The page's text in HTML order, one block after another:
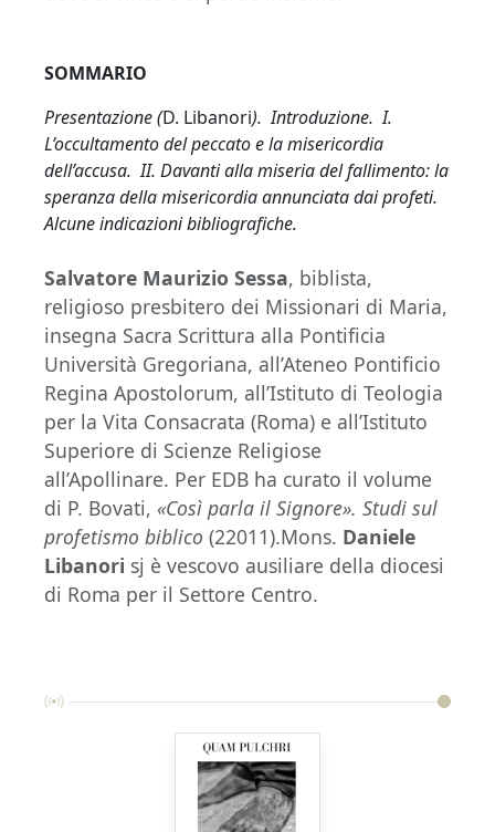
SOMMARIO
Presentazione (D. Libanori). Introduzione. I.
L’occultamento del peccato e la misericordia
dell’accusa. II. Davanti alla miseria del fallimento: la
speranza della misericordia annunciata dai profeti.
Alcune indicazioni bibliografiche.
Salvatore Maurizio Sessa, biblista,
religioso presbitero dei Missionari di Maria,
insegna Sacra Scrittura alla Pontificia
Università Gregoriana, all’Ateneo Pontificio
Regina Apostolorum, all’Istituto di Teologia
per la Vita Consacrata (Roma) e all’Istituto
Superiore di Scienze Religiose
all’Apollinare. Per EDB ha curato il volume
di P. Bovati, «Così parla il Signore». Studi sul
profetismo biblico (22011).Mons. Daniele
Libanori sj è vescovo ausiliare della diocesi
di Roma per il Settore Centro.